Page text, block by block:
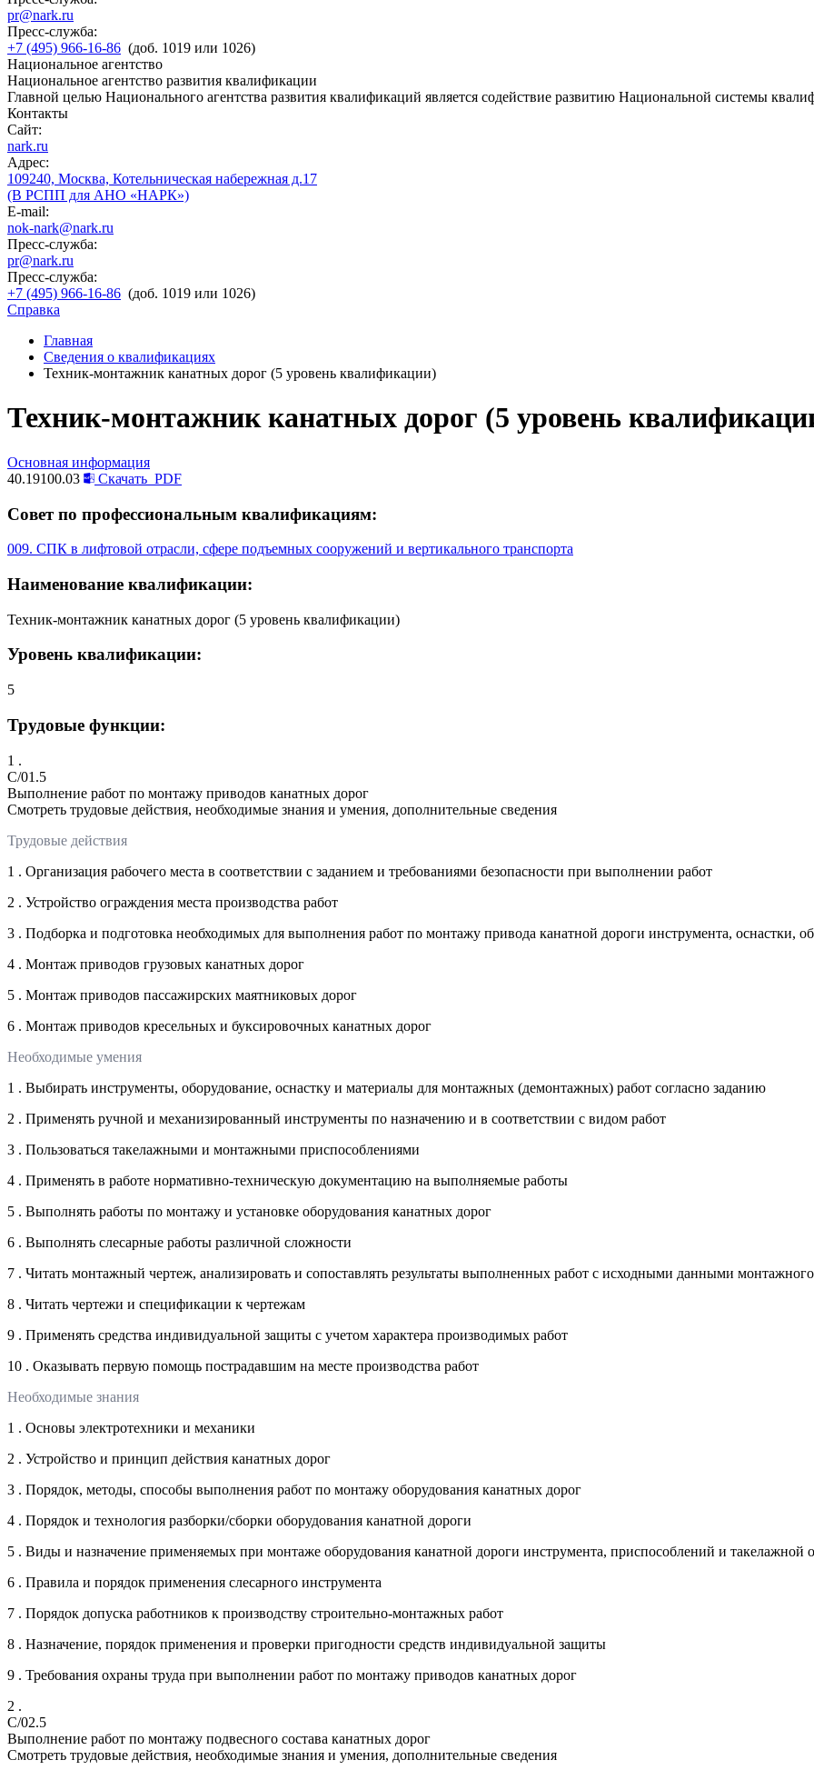
pr@nark.ru
Пресс-служба:
+7 (495) 966-16-86 (доб. 1019 или 1026)
Национальное агентство
Национальное агентство развития квалификации
Главной целью Национального агентства развития квалификаций является содействие развитию Национальной системы
Контакты
Сайт:
nark.ru
Адрес:
109240, Москва, Котельническая набережная д.17
(В РСПП для АНО «НАРК»)
E-mail:
nok-nark@nark.ru
Пресс-служба:
pr@nark.ru
Пресс-служба:
+7 (495) 966-16-86 (доб. 1019 или 1026)
Справка
Главная
Сведения о квалификациях
Техник-монтажник канатных дорог (5 уровень квалификации)
Техник-монтажник канатных дорог (5 уровень
Основная информация
40.19100.03
Скачать PDF
Совет по профессиональным квалификациям:
009. СПК в лифтовой отрасли, сфере подъемных сооружений и вертикального транспорта
Наименование квалификации:
Техник-монтажник канатных дорог (5 уровень квалификации)
Уровень квалификации:
5
Трудовые функции:
1 .
C/01.5
Выполнение работ по монтажу приводов канатных дорог
Смотреть трудовые действия, необходимые знания и умения, дополнительные сведения
Трудовые действия
1 . Организация рабочего места в соответствии с заданием и требованиями безопасности при выполнении работ
2 . Устройство ограждения места производства работ
3 . Подборка и подготовка необходимых для выполнения работ по монтажу привода канатной дороги инструмента, оснастки,
4 . Монтаж приводов грузовых канатных дорог
5 . Монтаж приводов пассажирских маятниковых дорог
6 . Монтаж приводов кресельных и буксировочных канатных дорог
Необходимые умения
1 . Выбирать инструменты, оборудование, оснастку и материалы для монтажных (демонтажных) работ согласно заданию
2 . Применять ручной и механизированный инструменты по назначению и в соответствии с видом работ
3 . Пользоваться такелажными и монтажными приспособлениями
4 . Применять в работе нормативно-техническую документацию на выполняемые работы
5 . Выполнять работы по монтажу и установке оборудования канатных дорог
6 . Выполнять слесарные работы различной сложности
7 . Читать монтажный чертеж, анализировать и сопоставлять результаты выполненных работ с исходными данными
8 . Читать чертежи и спецификации к чертежам
9 . Применять средства индивидуальной защиты с учетом характера производимых работ
10 . Оказывать первую помощь пострадавшим на месте производства работ
Необходимые знания
1 . Основы электротехники и механики
2 . Устройство и принцип действия канатных дорог
3 . Порядок, методы, способы выполнения работ по монтажу оборудования канатных дорог
4 . Порядок и технология разборки/сборки оборудования канатной дороги
5 . Виды и назначение применяемых при монтаже оборудования канатной дороги инструмента, приспособлений и такелажной
6 . Правила и порядок применения слесарного инструмента
7 . Порядок допуска работников к производству строительно-монтажных работ
8 . Назначение, порядок применения и проверки пригодности средств индивидуальной защиты
9 . Требования охраны труда при выполнении работ по монтажу приводов канатных дорог
2 .
C/02.5
Выполнение работ по монтажу подвесного состава канатных дорог
Смотреть трудовые действия, необходимые знания и умения, дополнительные сведения